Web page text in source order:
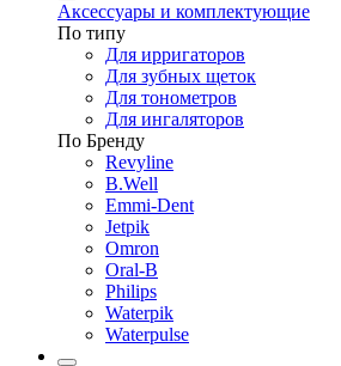
Аксессуары и комплектующие
По типу
Для ирригаторов
Для зубных щеток
Для тонометров
Для ингаляторов
По Бренду
Revyline
B.Well
Emmi-Dent
Jetpik
Omron
Oral-B
Philips
Waterpik
Waterpulse